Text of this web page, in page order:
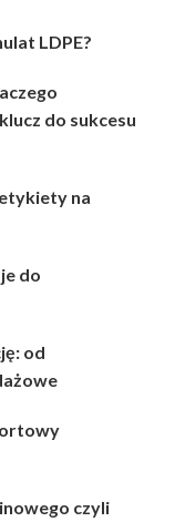
LDPE?
do sukcesu
na
do
od
czyli